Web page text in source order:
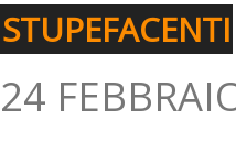
STUPEFACENTI
24